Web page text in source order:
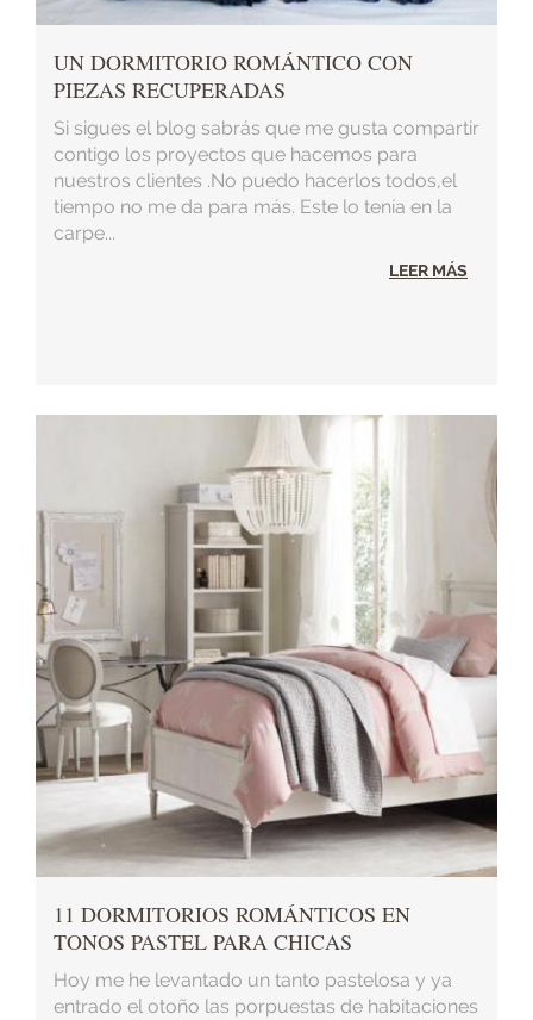
UN DORMITORIO ROMÁNTICO CON
PIEZAS RECUPERADAS
Si sigues el blog sabrás que me gusta compartir
contigo los proyectos que hacemos para
nuestros clientes .No puedo hacerlos todos,el
tiempo no me da para más. Este lo tenía en la
carpe...
LEER MÁS
11 DORMITORIOS ROMÁNTICOS EN
TONOS PASTEL PARA CHICAS
Hoy me he levantado un tanto pastelosa y ya
entrado el otoño las porpuestas de habitaciones